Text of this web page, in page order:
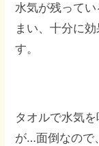
水気が残って
まい、十分に
す。
タオルで水気
が…面倒なので